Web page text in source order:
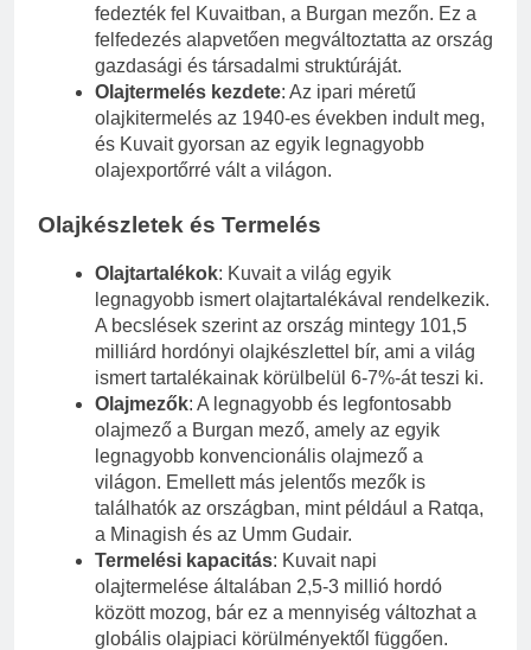
fedezték fel Kuvaitban, a Burgan mezőn. Ez a
felfedezés alapvetően megváltoztatta az ország
gazdasági és társadalmi struktúráját.
Olajtermelés kezdete: Az ipari méretű
olajkitermelés az 1940-es években indult meg,
és Kuvait gyorsan az egyik legnagyobb
olajexportőrré vált a világon.
Olajkészletek és Termelés
Olajtartalékok: Kuvait a világ egyik
legnagyobb ismert olajtartalékával rendelkezik.
A becslések szerint az ország mintegy 101,5
milliárd hordónyi olajkészlettel bír, ami a világ
ismert tartalékainak körülbelül 6-7%-át teszi ki.
Olajmezők: A legnagyobb és legfontosabb
olajmező a Burgan mező, amely az egyik
legnagyobb konvencionális olajmező a
világon. Emellett más jelentős mezők is
találhatók az országban, mint például a Ratqa,
a Minagish és az Umm Gudair.
Termelési kapacitás: Kuvait napi
olajtermelése általában 2,5-3 millió hordó
között mozog, bár ez a mennyiség változhat a
globális olajpiaci körülményektől függően.